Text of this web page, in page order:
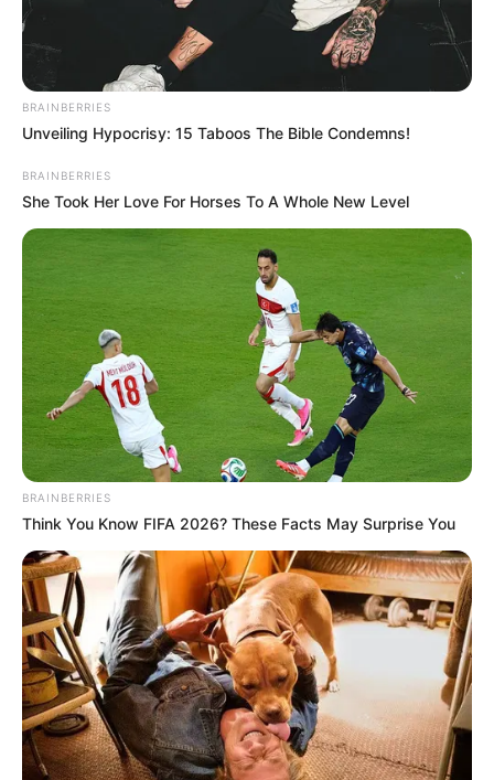
BRAINBERRIES
Unveiling Hypocrisy: 15 Taboos The Bible Condemns!
BRAINBERRIES
She Took Her Love For Horses To A Whole New Level
BRAINBERRIES
Think You Know FIFA 2026? These Facts May Surprise You